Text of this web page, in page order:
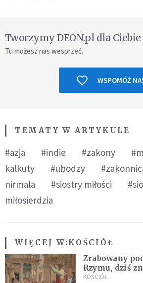
Tworzymy DEON.pl dla Ciebie
Tu możesz nas wesprzeć.
WSPOMÓŻ
TEMATY W ARTYKULE
#azja #indie #zakony
kalkuty
#ubodzy
nirmala
#siostry miłości
miłosierdzia
WIĘCEJ W:KOŚCIÓŁ
Zrabowany
Rzymu, dziś
Wyjątkowy
KOŚCIÓŁ